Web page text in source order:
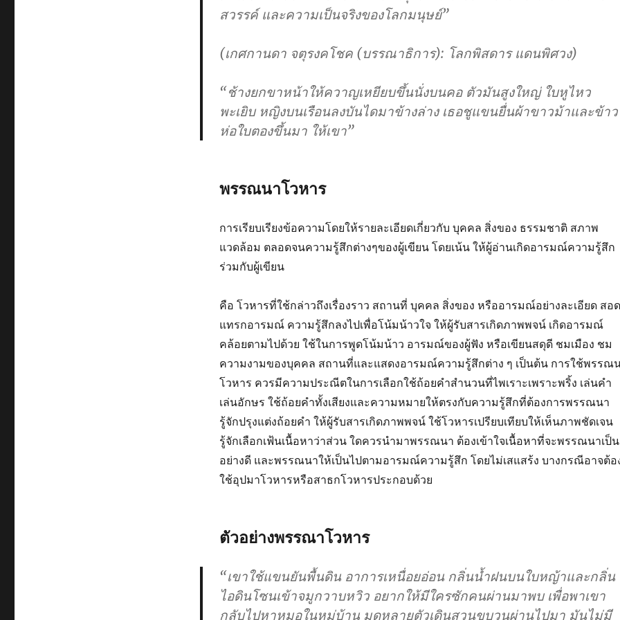
สวรรค์ และความเป็นจริงของโลกมนุษย์”
(เกศกานดา จตุรงคโชค (บรรณาธิการ): โลกพิสดาร แดนพิศวง)
“ช้างยกขาหน้าให้ควาญเหยียบขึ้นนั่งบนคอ ตัวมันสูงใหญ่ ใบหูไหว
พะเยิบ หญิงบนเรือนลงบันไดมาข้างล่าง เธอชูแขนยื่นผ้าขาวม้าและข้าว
ห่อใบตองขึ้นมา ให้เขา”
พรรณนาโวหาร
การเรียบเรียงข้อความโดยให้รายละเอียดเกี่ยวกับ บุคคล สิ่งของ ธรรมชาติ สภาพ
แวดล้อม ตลอดจนความรู้สึกต่างๆของผู้เขียน โดยเน้น ให้ผู้อ่านเกิดอารมณ์ความรู้สึก
ร่วมกับผู้เขียน
คือ โวหารที่ใช้กล่าวถึงเรื่องราว สถานที่ บุคคล สิ่งของ หรืออารมณ์อย่างละเอียด สอด
แทรกอารมณ์ ความรู้สึกลงไปเพื่อโน้มน้าวใจ ให้ผู้รับสารเกิดภาพพจน์ เกิดอารมณ์
คล้อยตามไปด้วย ใช้ในการพูดโน้มน้าว อารมณ์ของผู้ฟัง หรือเขียนสดุดี ชมเมือง ชม
ความงามของบุคคล สถานที่และแสดงอารมณ์ความรู้สึกต่าง ๆ เป็นต้น การใช้พรรณ
โวหาร ควรมีความประณีตในการเลือกใช้ถ้อยคำสำนวนที่ไพเราะเพราะพริ้ง เล่นคำ
เล่นอักษร ใช้ถ้อยคำทั้งเสียงและความหมายให้ตรงกับความรู้สึกที่ต้องการพรรณนา
รู้จักปรุงแต่งถ้อยคำ ให้ผู้รับสารเกิดภาพพจน์ ใช้โวหารเปรียบเทียบให้เห็นภาพชัดเจน
รู้จักเลือกเฟ้นเนื้อหาว่าส่วน ใดควรนำมาพรรณนา ต้องเข้าใจเนื้อหาที่จะพรรณนาเป็น
อย่างดี และพรรณนาให้เป็นไปตามอารมณ์ความรู้สึก โดยไม่เสแสร้ง บางกรณีอาจต้อ
ใช้อุปมาโวหารหรือสาธกโวหารประกอบด้วย
ตัวอย่างพรรณาโวหาร
“เขาใช้แขนยันพื้นดิน อาการเหนื่อยอ่อน กลิ่นน้ำฝนบนใบหญ้าและกลิ่น
ไอดินโซนเข้าจมูกวาบหวิว อยากให้มีใครซักคนผ่านมาพบ เพื่อพาเขา
กลับไปหาหมอในหมู่บ้าน มดหลายตัวเดินสวนขบวนผ่านไปมา มันไม่มี